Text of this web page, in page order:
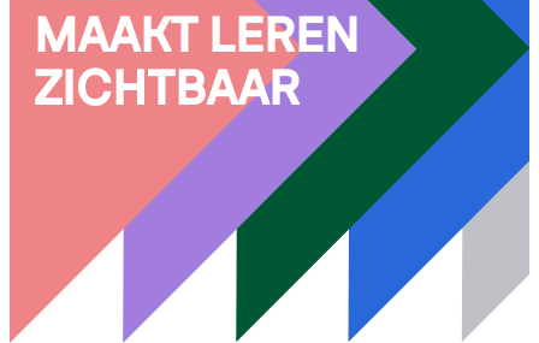
MAAKT LEREN
ZICHTBAAR